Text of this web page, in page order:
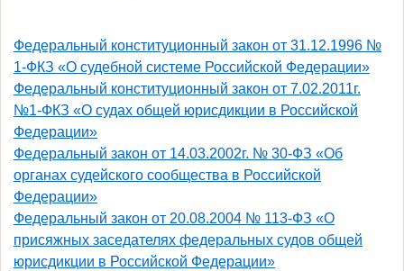
Федеральный конституционный закон от 31.12.1996 №
1-ФКЗ «О судебной системе Российской Федерации»
Федеральный конституционный закон от 7.02.2011г.
№1-ФКЗ «О судах общей юрисдикции в Российской
Федерации»
Федеральный закон от 14.03.2002г. № 30-ФЗ «Об
органах судейского сообщества в Российской
Федерации»
Федеральный закон от 20.08.2004 № 113-ФЗ «О
присяжных заседателях федеральных судов общей
юрисдикции в Российской Федерации»